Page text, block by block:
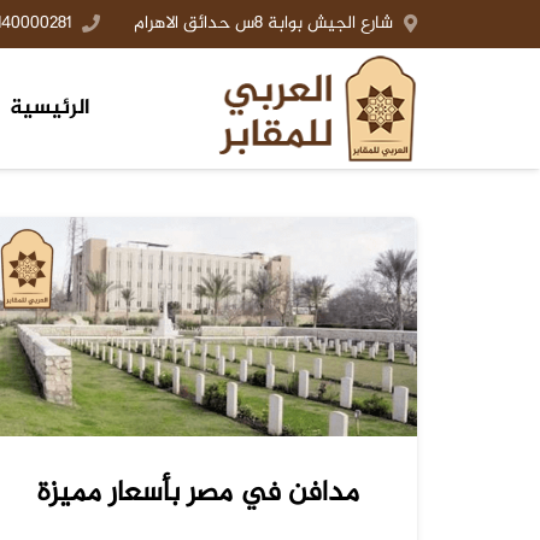
شارع الجيش بوابة 8س حدائق الاهرام
الرئيسية
مدافن في مصر بأسعار مميزة